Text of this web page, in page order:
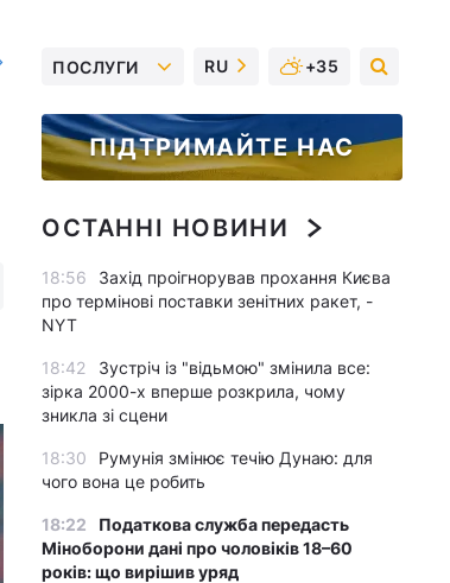
ПОСЛУГИ RU +35
ПІДТРИМАЙТЕ НАС
ОСТАННІ НОВИНИ
18:56
Захід проігнорував прохання Києва
про термінові поставки зенітних ракет, -
NYT
18:42
Зустріч із "відьмою" змінила все:
зірка 2000-х вперше розкрила, чому
зникла зі сцени
18:30
Румунія змінює течію Дунаю: для
чого вона це робить
18:22
Податкова служба передасть
Міноборони дані про чоловіків 18–60
років: що вирішив уряд